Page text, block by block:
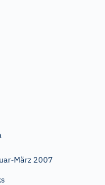
März 2007